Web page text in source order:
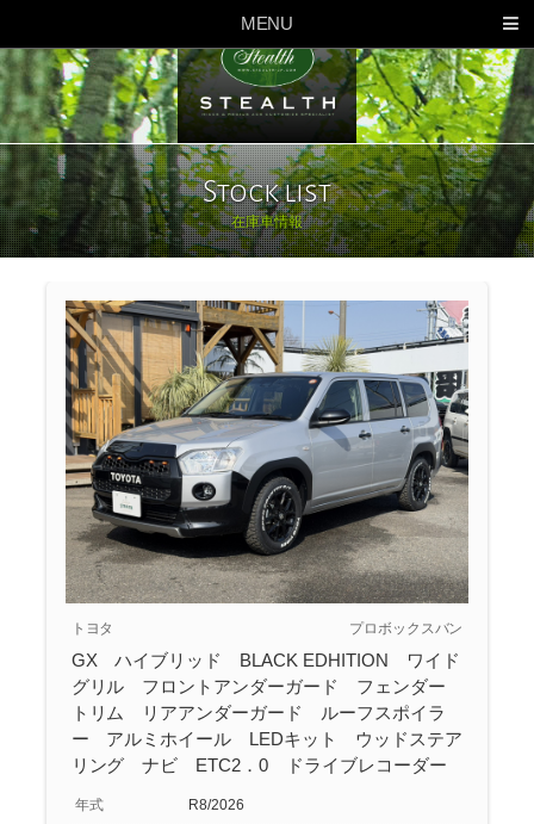
MENU
新車コンプリートカー COMPLETE CARS
コンセプト CONCEPT
納車までの流れ FLOW
よくあるご質問 Q & A
会社概要 COMPANY
新車制作事例 NEW CARS CASE
車両持込制作事例 BRING-IN CASE
在庫車情報 STOCKLIST
公式ブログ
パーツネットショップ PARTS NET SHOP
パーツ業販依頼 PARTS WHOLESALE
Stock list
在庫車情報
トヨタ プロボックスバン
GX ハイブリッド BLACK EDHITION ワイド
グリル フロントアンダーガード フェンダー
トリム リアアンダーガード ルーフスポイラ
ー アルミホイール LEDキット ウッドステア
リング ナビ ETC2．0 ドライブレコーダー
年式 R8/2026